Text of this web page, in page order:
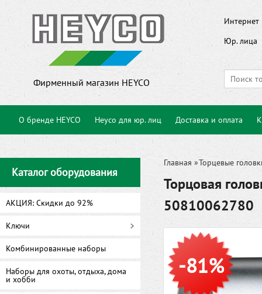
Фирменный магазин HEYCO
Интернет
Юр. лица
О бренде HEYCO Heyco для юр. лиц Доставка и оплата
Каталог оборудования
АКЦИЯ: Скидки до 92%
Ключи
Комбинированные наборы
Наборы для охоты, отдыха, дома
и хобби
Главная »Торцевые
Торцовая
50810062780
-81%